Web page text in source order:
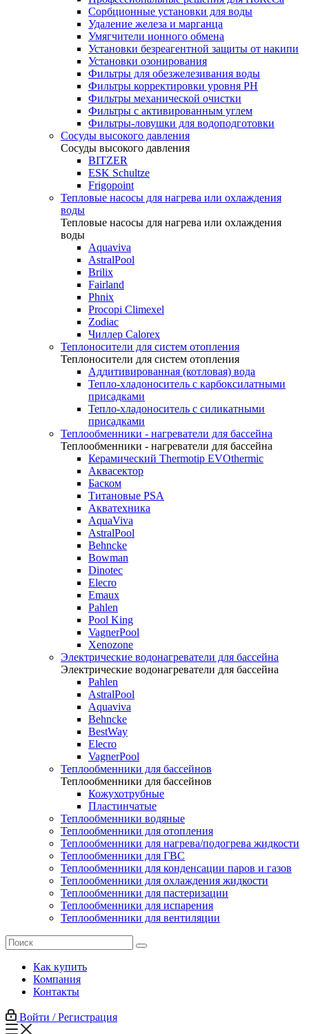
Сорбционные установки для воды
Удаление железа и марганца
Умягчители ионного обмена
Установки безреагентной защиты от накипи
Установки озонирования
Фильтры для обезжелезивания воды
Фильтры корректировки уровня PH
Фильтры механической очистки
Фильтры с активированным углем
Фильтры-ловушки для водоподготовки
Сосуды высокого давления
Сосуды высокого давления
BITZER
ESK Schultze
Frigopoint
Тепловые насосы для нагрева или охлаждения
воды
Тепловые насосы для нагрева или охлаждения
воды
Aquaviva
AstralPool
Brilix
Fairland
Phnix
Procopi Climexel
Zodiac
Чиллер Calorex
Теплоносители для систем отопления
Теплоносители для систем отопления
Аддитивированная (котловая) вода
Тепло-хладоноситель с карбоксилатными
присадками
Тепло-хладоноситель с силикатными
присадками
Теплообменники - нагреватели для бассейна
Теплообменники - нагреватели для бассейна
Керамический Thermotip EVOthermic
Аквасектор
Баском
Титановые PSA
Акватехника
AquaViva
AstralPool
Behncke
Bowman
Dinotec
Elecro
Emaux
Pahlen
Pool King
VagnerPool
Xenozone
Электрические водонагреватели для бассейна
Электрические водонагреватели для бассейна
Pahlen
AstralPool
Aquaviva
Behncke
BestWay
Elecro
VagnerPool
Теплообменники для бассейнов
Теплообменники для бассейнов
Кожухотрубные
Пластинчатые
Теплообменники водяные
Теплообменники для отопления
Теплообменники для нагрева/подогрева жидкости
Теплообменники для ГВС
Теплообменники для конденсации паров и газов
Теплообменники для охлаждения жидкости
Теплообменники для пастеризации
Теплообменники для испарения
Теплообменники для вентиляции
Как купить
Компания
Контакты
Войти / Регистрация